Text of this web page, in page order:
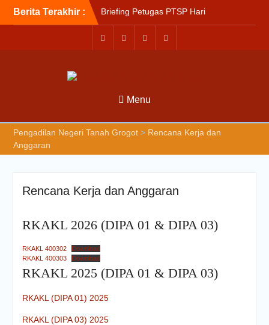
Berita Terakhir :
Briefing Petugas PTSP Hari
Kamis Tanggal 6 Agustus
2026
Sosialisasi Kepesertaan
Tanah Grogot oleh BPJS
Balikapapan
Briefin Petugas PTSP Hari
Menu
Pengadilan Negeri Tanah Grogot> Rencana Kerja dan
Anggaran
Rencana Kerja dan Anggaran
RKAKL 2026 (DIPA 01 & DIPA 03)
RKAKL 400302
Download
RKAKL 400303
Download
RKAKL 2025 (DIPA 01 & DIPA 03)
RKAKL (DIPA 01) 2025
RKAKL (DIPA 03) 2025